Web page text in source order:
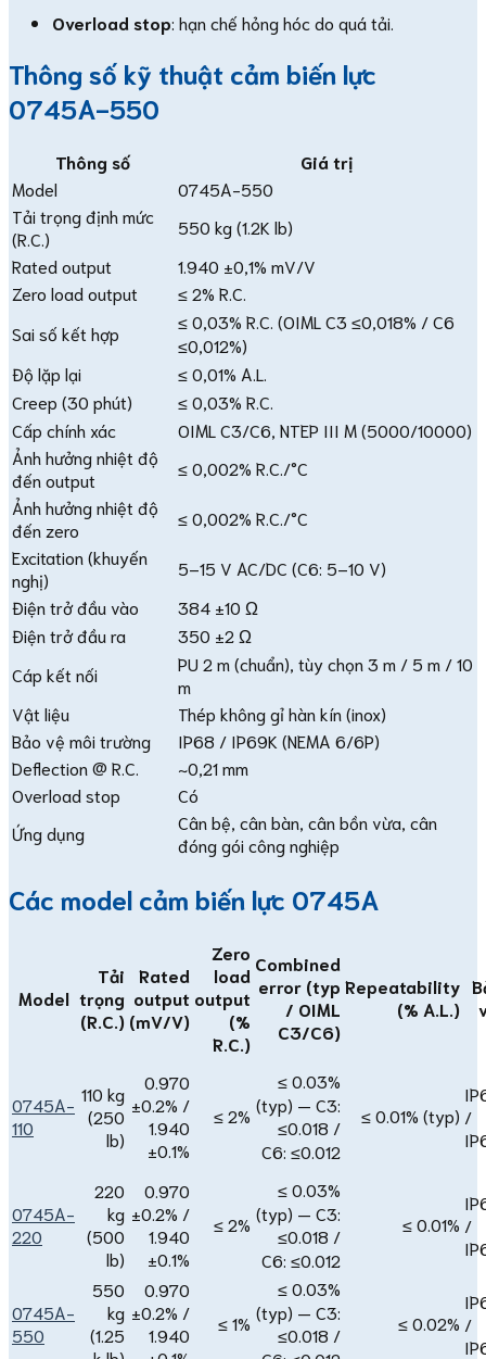
Overload stop: hạn chế hỏng hóc do quá tải.
Thông số kỹ thuật cảm biến lực
0745A-550
Thông số
Giá trị
Model
0745A-550
Tải trọng định mức
(R.C.)
550 kg (1.2K lb)
Rated output
1.940 ±0,1% mV/V
Zero load output
≤ 2% R.C.
Sai số kết hợp
≤ 0,03% R.C. (OIML C3 ≤0,018% / C6
≤0,012%)
Độ lặp lại
≤ 0,01% A.L.
Creep (30 phút)
≤ 0,03% R.C.
Cấp chính xác
OIML C3/C6, NTEP III M (5000/10000)
Ảnh hưởng nhiệt độ
đến output
≤ 0,002% R.C./°C
Ảnh hưởng nhiệt độ
đến zero
≤ 0,002% R.C./°C
Excitation (khuyến
nghị)
5–15 V AC/DC (C6: 5–10 V)
Điện trở đầu vào
384 ±10 Ω
Điện trở đầu ra
350 ±2 Ω
Cáp kết nối
PU 2 m (chuẩn), tùy chọn 3 m / 5 m / 10
m
Vật liệu
Thép không gỉ hàn kín (inox)
Bảo vệ môi trường
IP68 / IP69K (NEMA 6/6P)
Deflection @ R.C.
~0,21 mm
Overload stop
Có
Ứng dụng
Cân bệ, cân bàn, cân bồn vừa, cân
đóng gói công nghiệp
Các model cảm biến lực 0745A
Model
Tải
trọng
(R.C.)
Rated
output
(mV/V)
Zero
load
output
(%
R.C.)
Combined
error (typ
/ OIML
C3/C6)
Repeatability
(% A.L.)
0745A-
110
110 kg
(250
lb)
0.970
±0.2% /
1.940
±0.1%
≤ 2%
≤ 0.03%
(typ) — C3:
≤0.018 /
C6: ≤0.012
≤ 0.01% (typ) /
0745A-
220
220
kg
(500
lb)
0.970
±0.2% /
1.940
±0.1%
≤ 2%
≤ 0.03%
(typ) — C3:
≤0.018 /
C6: ≤0.012
≤ 0.01% /
0745A-
550
550
kg
(1.25
0.970
±0.2% /
1.940
≤ 1%
≤ 0.03%
(typ) — C3:
≤0.018 /
≤ 0.02% /